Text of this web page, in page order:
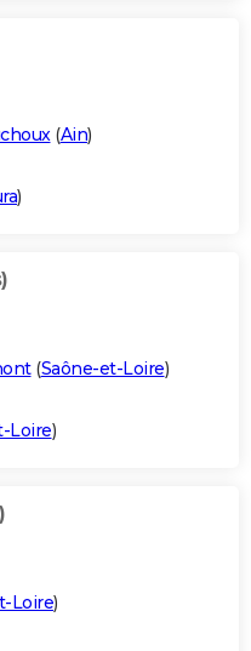
(Ain)
)
(Saône-et-Loire)
Loire)
Loire)